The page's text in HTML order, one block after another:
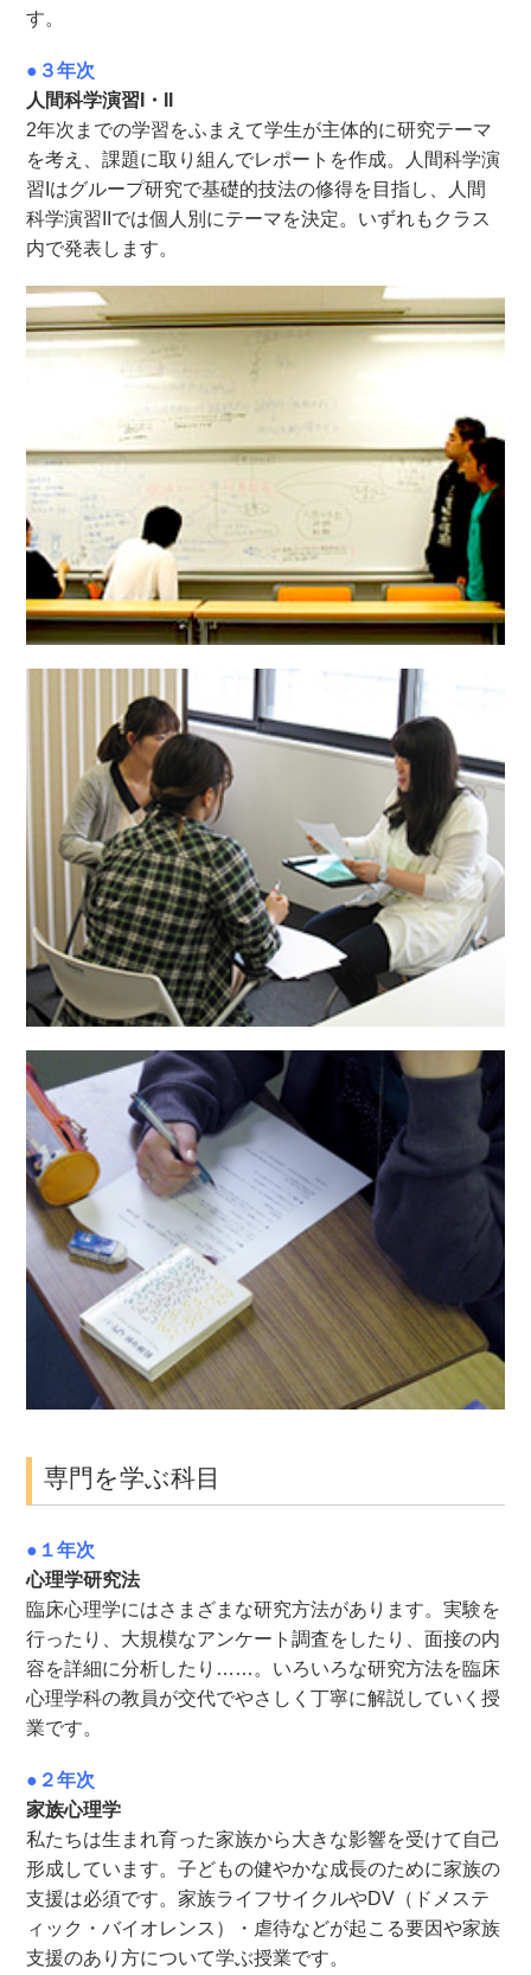
す。
●３年次
人間科学演習I・II
2年次までの学習をふまえて学生が主体的に研究テーマ
を考え、課題に取り組んでレポートを作成。人間科学演
習Iはグループ研究で基礎的技法の修得を目指し、人間
科学演習IIでは個人別にテーマを決定。いずれもクラス
内で発表します。
専門を学ぶ科目
●１年次
心理学研究法
臨床心理学にはさまざまな研究方法があります。実験を
行ったり、大規模なアンケート調査をしたり、面接の内
容を詳細に分析したり……。いろいろな研究方法を臨床
心理学科の教員が交代でやさしく丁寧に解説していく授
業です。
●２年次
家族心理学
私たちは生まれ育った家族から大きな影響を受けて自己
形成しています。子どもの健やかな成長のために家族の
支援は必須です。家族ライフサイクルやDV（ドメステ
ィック・バイオレンス）・虐待などが起こる要因や家族
支援のあり方について学ぶ授業です。